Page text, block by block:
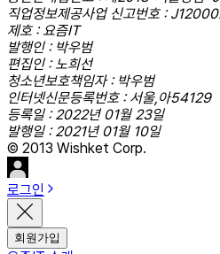
직업정보제공사업 신고번호 :
제호 : 요즘IT
발행인 : 박우범
편집인 : 노희선
청소년보호책임자 : 박우범
인터넷신문등록번호 : 서울,아54129
등록일 : 2022년 01월 23일
발행일 : 2021년 01월 10일
© 2013 Wishket Corp.
로그인
회원가입